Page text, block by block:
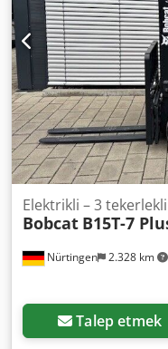
Nürtingen 2.328 km
Elektrikli – 3 tekerlekli
Bobcat B15T-7
Talep etmek